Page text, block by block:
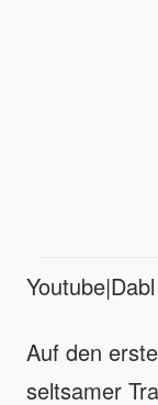
Youtube|Dabl
Auf den
seltsamer